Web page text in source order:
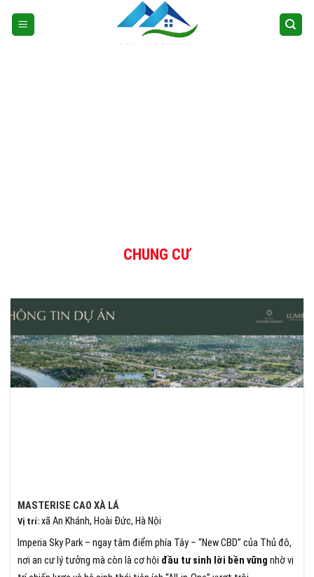
CHUNG CƯ
MASTERISE CAO XÀ LÁ
Vị trí:xã An Khánh, Hoài Đức, Hà Nội
Imperia Sky Park – ngay tâm điểm phía Tây – “New CBD” của Thủ đô,
nơi an cư lý tưởng mà còn là cơ hội đầu tư sinh lời bền vững nhờ vị